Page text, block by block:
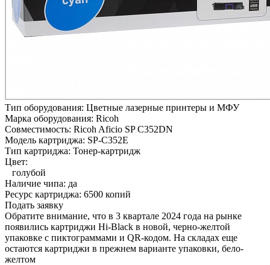
Тип оборудования: Цветные лазерные принтеры и МФУ
Марка оборудования: Ricoh
Совместимость: Ricoh Aficio SP C352DN
Модель картриджа: SP-C352E
Тип картриджа: Тонер-картридж
Цвет:
голубой
Наличие чипа: да
Ресурс картриджа: 6500 копий
Подать заявку
Обратите внимание, что в 3 квартале 2024 года на рынке
появились картриджи Hi-Black в новой, черно-желтой
упаковке с пиктограммами и QR-кодом. На складах еще
остаются картриджи в прежнем варианте упаковки, бело-
желтом